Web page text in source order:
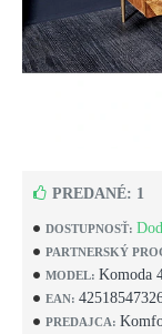
DOSTUPNOSŤ:
PARTNERSKÝ
MODEL: Komoda
EAN:
PREDAJCA:
PREDANÉ: 1